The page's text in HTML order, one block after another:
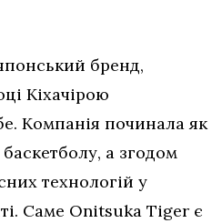
бренд,
Кіхачірою
Компанія починала як
а згодом
технологій у
Саме Onitsuka Tiger є